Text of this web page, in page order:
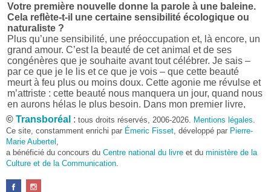
Votre première nouvelle donne la parole à une baleine.
Cela reflète-t-il une certaine sensibilité écologique ou
naturaliste ?
Plus qu’une sensibilité, une préoccupation et, là encore, un
grand amour. C’est la beauté de cet animal et de ses
congénères que je souhaite avant tout célébrer. Je sais –
par ce que je le lis et ce que je vois – que cette beauté
meurt à feu plus ou moins doux. Cette agonie me révulse et
m’attriste : cette beauté nous manquera un jour, quand nous
en aurons hélas le plus besoin. Dans mon premier livre,
j’avais pris goût à me mettre dans la peau d’une bête. Outre
l’intérêt de l’exercice littéraire, il me semble que cela peut
être un bon moyen pour transmettre certains messages.
Pourquoi avoir choisi le format des nouvelles plutôt
qu’un autre ?
D’abord parce que j’aime (décidément!) en lire !
© Transboréal : tous droits réservés, 2006-2026. Mentions légales
Ce site, constamment enrichi par Émeric Fisset , développé par Pierre-
Marie Aubertel
a bénéficié du concours du Centre national du livre et du ministère de la
Culture et de la Communication